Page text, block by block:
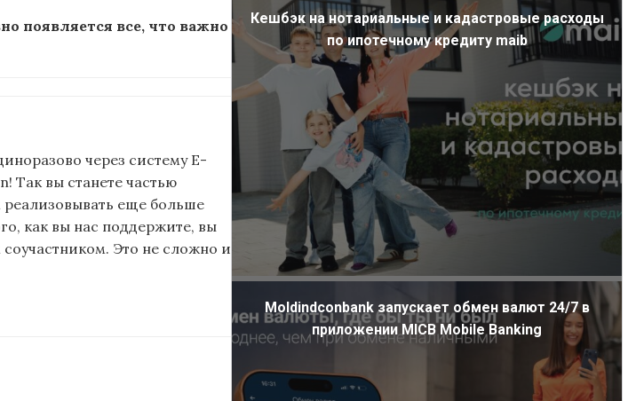
появляется все, что важно
через систему E-
Так вы станете частью
еще больше
как вы нас поддержите, вы
Это не сложно и
Кешбэк на нотариальные и кадастровые расходы
по ипотечному кредиту maib
Moldindconbank запускает обмен валют 24/7 в
приложении MICB Mobile Banking